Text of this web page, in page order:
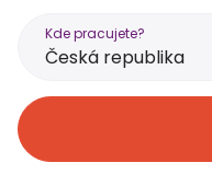
Kde pracujete?
Česká republika